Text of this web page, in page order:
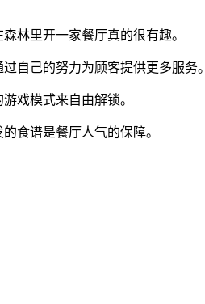
林里开一家餐厅真的很有趣。
自己的努力为顾客提供更多服务。
戏模式来自由解锁。
食谱是餐厅人气的保障。